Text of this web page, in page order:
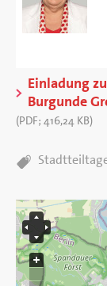
Einladung
Burgunde
(PDF; 416,24 KB)
TAGS: